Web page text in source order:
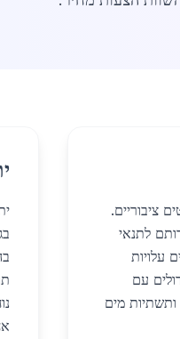
ציבוריים.
לתנאי
עלויות
עם
ותשתיות מים